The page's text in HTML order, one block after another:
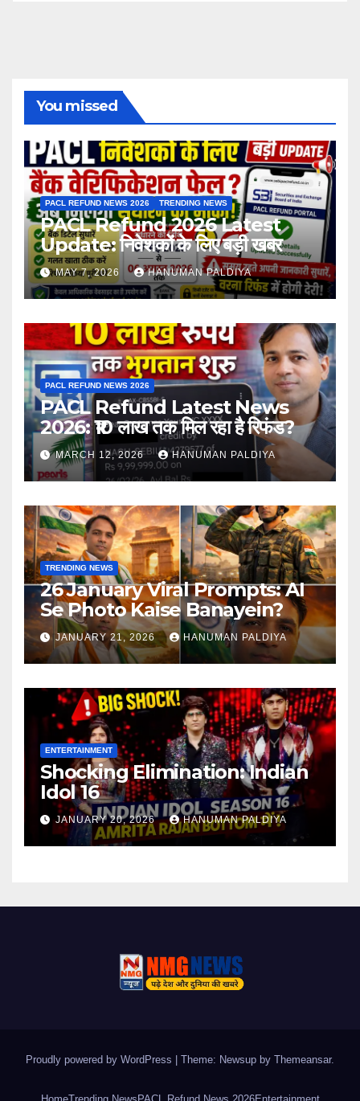
You missed
PACL REFUND NEWS 2026 TRENDING NEWS
PACL Refund 2026 Latest
Update: निवेशकों के लिए बड़ी खबर
MAY 7, 2026 HANUMAN PALDIYA
PACL REFUND NEWS 2026
PACL Refund Latest News
2026: ₹10 लाख तक मिल रहा है रिफंड?
MARCH 12, 2026 HANUMAN PALDIYA
TRENDING NEWS
26 January Viral Prompts: AI
Se Photo Kaise Banayein?
JANUARY 21, 2026 HANUMAN PALDIYA
ENTERTAINMENT
Shocking Elimination: Indian
Idol 16
JANUARY 20, 2026 HANUMAN PALDIYA
Proudly powered by WordPress Theme: Newsup by Themeansar.